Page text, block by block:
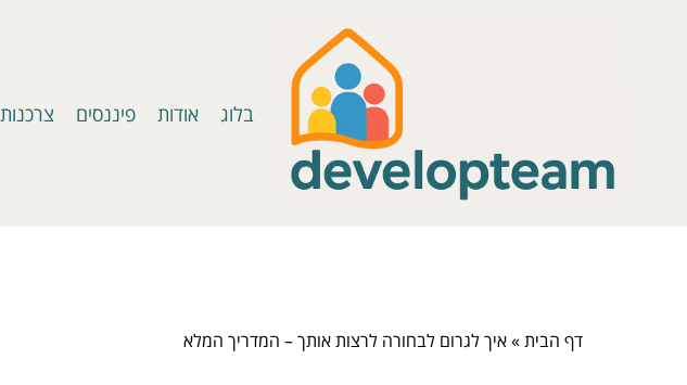
בלוג אודות פיננסים צרכנות
דף הבית»איך לגרום לבחורה לרצות אותך – המדריך המלא